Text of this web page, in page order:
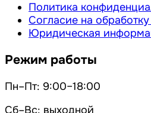
Политика
Согласие на
Юридическая
Режим работы
Пн–Пт: 9:00–18:00
Сб–Вс: выходной